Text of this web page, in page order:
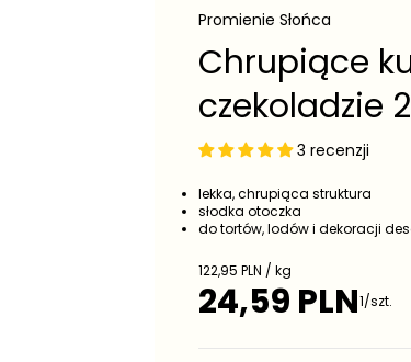
Promienie Słońca
Chrupiące
czekoladzie
3 recenzji
lekka, chrupiąca struktura
słodka otoczka
do tortów, lodów i dekoracji
Cena jednostkowa
122,95 PLN / kg
Cena regularna
24,59 PLN1/szt.